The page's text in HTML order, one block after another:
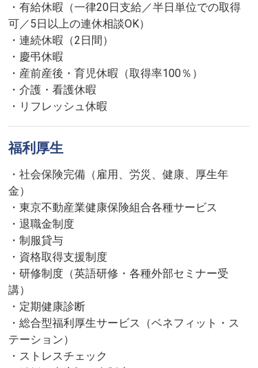
・有給休暇（一律20日支給／半日単位での取得
可／5日以上の連休相談OK）
・連続休暇（2日間）
・慶弔休暇
・産前産後・育児休暇（取得率100％）
・介護・看護休暇
・リフレッシュ休暇
福利厚生
・社会保険完備（雇用、労災、健康、厚生年
金）
・東京不動産業健康保険組合各種サービス
・退職金制度
・制服貸与
・資格取得支援制度
・研修制度（英語研修・各種外部セミナー受
講）
・定期健康診断
・総合型福利厚生サービス（ベネフィット・ス
テーション）
・ストレスチェック